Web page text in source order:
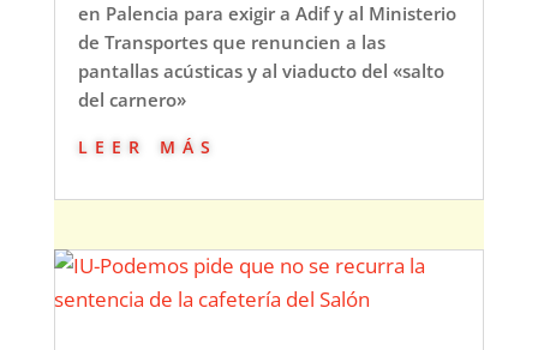
en Palencia para exigir a Adif y al Ministerio
de Transportes que renuncien a las
pantallas acústicas y al viaducto del «salto
del carnero»
leer más